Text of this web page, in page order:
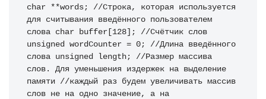
char **words; //Строка, которая используется
для считывания введённого пользователем
слова char buffer[128]; //Счётчик слов
unsigned wordCounter = 0; //Длина введённого
слова unsigned length; //Размер массива
слов. Для уменьшения издержек на выделение
памяти //каждый раз будем увеличивать массив
слов не на одно значение, а на